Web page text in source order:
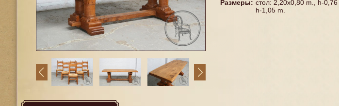
Размеры: стол: 2,20x0,80 m., h-0,76
h-1,05 m.